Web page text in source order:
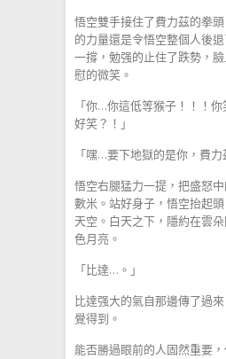
悟空雙手接住了費力茲的拳
的力量還是令悟空整個人後
一撐，勉强的止住了跌勢，
慰的微笑。
「你…你這低等猴子！！！
好笑？！」
「嘿…要下地獄的是你，費力
悟空右腿猛力一提，把盛怒
數米。站好身子，悟空抬起
天空。白天之下，隱約在雲
色月亮。
「比達…。」
比達强大的氣自那邊傳了過
覺得到。
能否勝過眼前的人固然重要